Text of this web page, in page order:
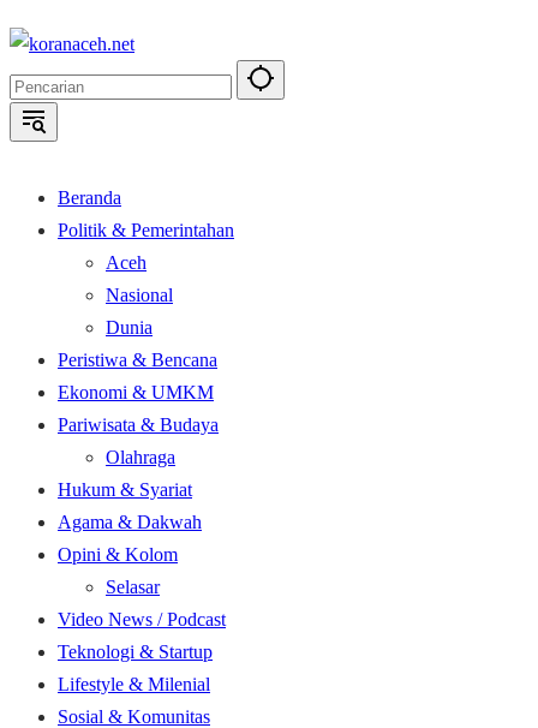
Langsung
konten
Beranda
Politik & Pemerintahan
Aceh
Nasional
Dunia
Peristiwa & Bencana
Ekonomi & UMKM
Pariwisata & Budaya
Olahraga
Hukum & Syariat
Agama & Dakwah
Opini & Kolom
Selasar
Video News / Podcast
Teknologi & Startup
Lifestyle & Milenial
Sosial & Komunitas